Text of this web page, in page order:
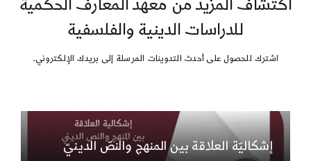
اكتشاف المزيد من معهد المعارف الحكمية
للدراسات الدينية والفلسفية
اشترك للحصول على أحدث التدوينات المرسلة إلى بريدك الإلكتروني.
إشكاليّة العلاقة بين المنهج والنصّ الدينيّ